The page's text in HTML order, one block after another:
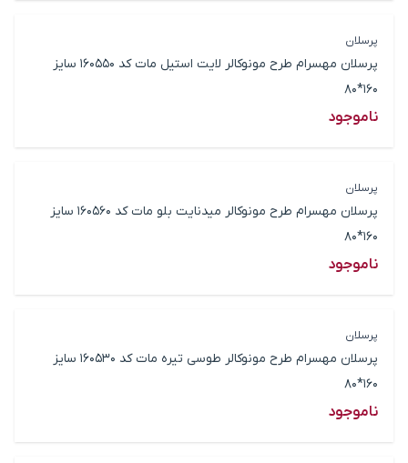
پرسلان
پرسلان مهسرام طرح مونوکالر لایت استیل مات کد 160550 سایز
160*80
ناموجود
پرسلان
پرسلان مهسرام طرح مونوکالر میدنایت بلو مات کد 160560 سایز
160*80
ناموجود
پرسلان
پرسلان مهسرام طرح مونوکالر طوسی تیره مات کد 160530 سایز
160*80
ناموجود